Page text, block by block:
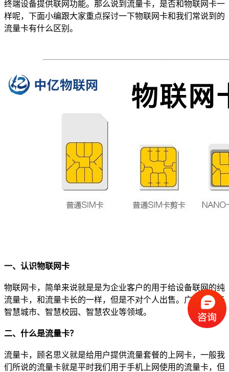
终端设备提供联网功能。那么说到流量卡，是否和物联网卡一
样呢，下面小编跟大家重点探讨一下物联网卡和我们常说到的
流量卡有什么区别。
一、认识物联网卡
物联网卡，简单来说就是是为企业客户的用于给设备联网的纯
流量卡，和流量卡长的一样，但是不对个人出售。广泛应用于
智慧城市、智慧校园、智慧农业等领域。
二、什么是流量卡？
流量卡，顾名思义就是给用户提供流量套餐的上网卡，一般我
们所说的流量卡就是平时我们用于手机上网使用的流量卡，但